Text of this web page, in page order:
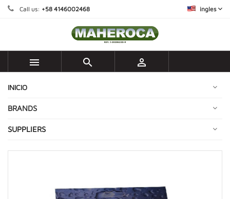
Call us: +58 4146002468 ingles
  
INICIO
BRANDS
SUPPLIERS